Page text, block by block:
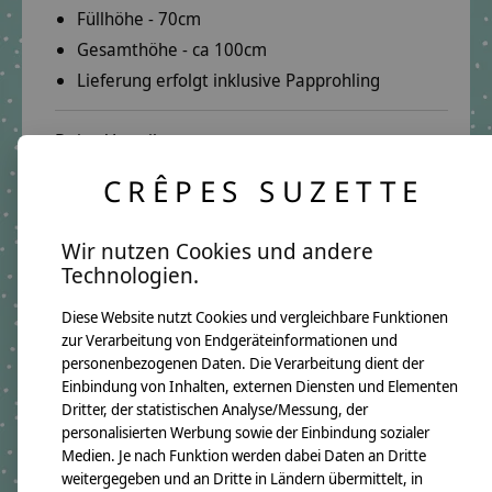
Füllhöhe - 70cm
Gesamthöhe - ca 100cm
Lieferung erfolgt inklusive Papprohling
Deine Vorteile:
Herzliche Beratung per E-Mail oder Telefon:
Telefon:+49 221 2616939
Schnelle Lieferung:
In wenigen Tagen kannst Du deine Schultüte in
deinen Händen halten.
Über 10 Jahre Erfahrung:
Auf unsere Qualität ist Verlass.
Lange Freude garantiert.
CRÊPES SUZETTE
Wir nutzen Cookies und andere
Technologien.
Diese Website nutzt Cookies und vergleichbare Funktionen
zur Verarbeitung von Endgeräteinformationen und
personenbezogenen Daten. Die Verarbeitung dient der
Einbindung von Inhalten, externen Diensten und Elementen
Dritter, der statistischen Analyse/Messung, der
personalisierten Werbung sowie der Einbindung sozialer
Medien. Je nach Funktion werden dabei Daten an Dritte
weitergegeben und an Dritte in Ländern übermittelt, in